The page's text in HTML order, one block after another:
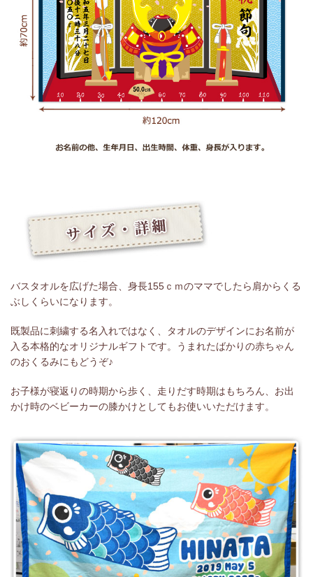
バスタオルを広げた場合、身長155ｃｍのママでしたら肩からくる
ぶしくらいになります。
既製品に刺繍する名入れではなく、タオルのデザインにお名前が
入る本格的なオリジナルギフトです。うまれたばかりの赤ちゃん
のおくるみにもどうぞ♪
お子様が寝返りの時期から歩く、走りだす時期はもちろん、お出
かけ時のベビーカーの膝かけとしてもお使いいただけます。